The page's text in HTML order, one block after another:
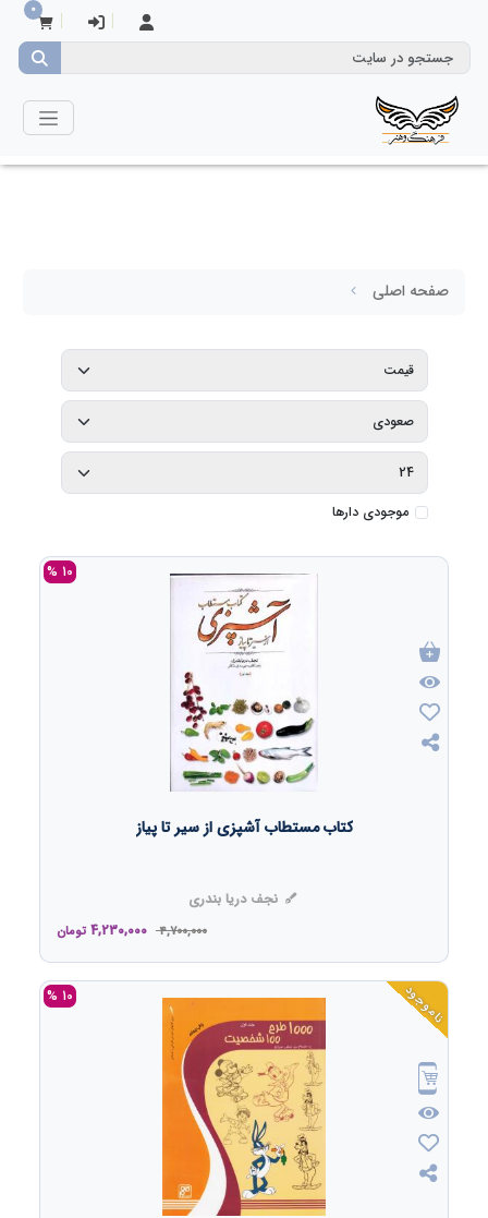
0
صفحه اصلی
موجودی دارها
10 %
کتاب مستطاب آشپزی از سیر تا پیاز
نجف دریا بندری
4,700,000
4,230,000 تومان
ناموجود 10 %